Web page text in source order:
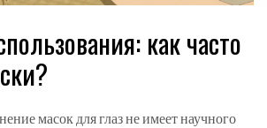
как часто
масок для глаз не имеет научного